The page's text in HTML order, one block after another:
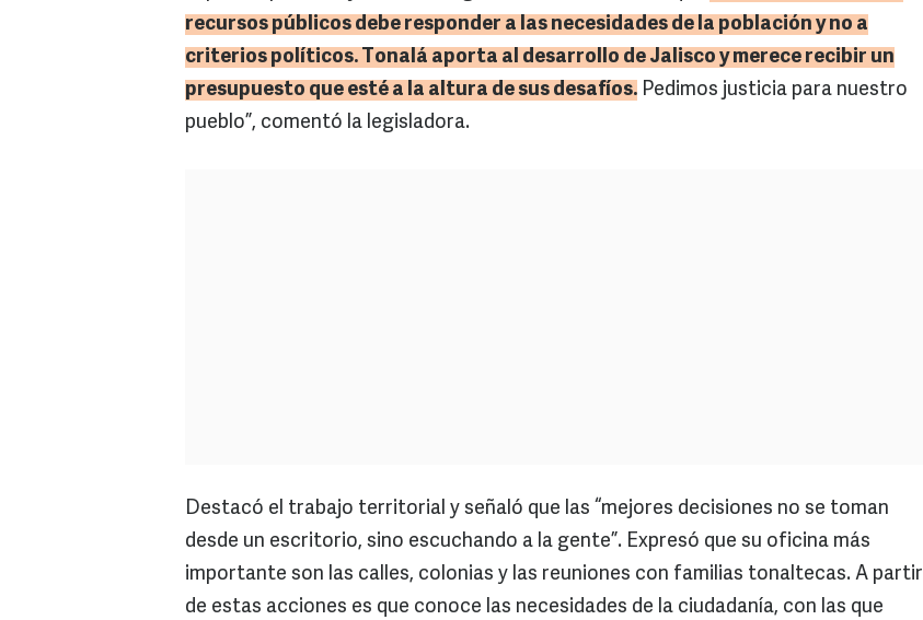
recursos públicos debe responder a las necesidades de la población y no a
criterios políticos. Tonalá aporta al desarrollo de Jalisco y merece recibir un
presupuesto que esté a la altura de sus desafíos. Pedimos justicia para nuestro
pueblo”, comentó la legisladora.
Destacó el trabajo territorial y señaló que las “mejores decisiones no se toman
desde un escritorio, sino escuchando a la gente”. Expresó que su oficina más
importante son las calles, colonias y las reuniones con familias tonaltecas. A partir
de estas acciones es que conoce las necesidades de la ciudadanía, con las que